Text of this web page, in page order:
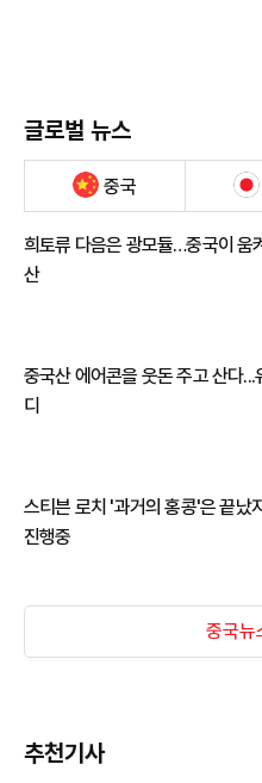
글로벌 뉴스
중국
희토류 다음은 광모듈…중국이 움
산
중국산 에어콘을 웃돈 주고 산다...
디
스티븐 로치 '과거의 홍콩'은 끝났
진행중
중국뉴
추천기사